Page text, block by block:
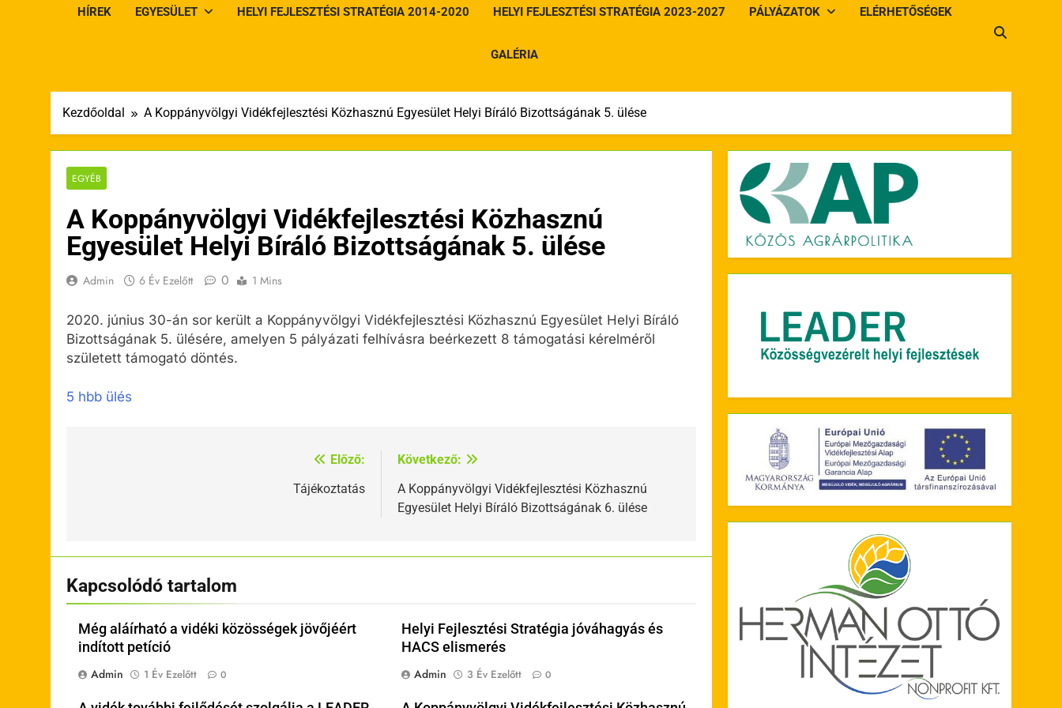
HÍREK EGYESÜLET HELYI FEJLESZTÉSI STRATÉGIA 2014-2020 HELYI FEJLESZTÉSI STRATÉGIA 2023-2027 PÁLYÁZATOK ELÉRHETŐSÉGEK
GALÉRIA
Kezdőoldal A Koppányvölgyi Vidékfejlesztési Közhasznú Egyesület Helyi Bíráló Bizottságának 5. ülése
EGYÉB
A Koppányvölgyi Vidékfejlesztési Közhasznú
Egyesület Helyi Bíráló Bizottságának 5. ülése
Admin 6 Év Ezelőtt 0 1 Mins
2020. június 30-án sor került a Koppányvölgyi Vidékfejlesztési Közhasznú Egyesület Helyi Bíráló
Bizottságának 5. ülésére, amelyen 5 pályázati felhívásra beérkezett 8 támogatási kérelméről
született támogató döntés.
5 hbb ülés
Előző:
Tájékoztatás
Következő:
A Koppányvölgyi Vidékfejlesztési Közhasznú
Egyesület Helyi Bíráló Bizottságának 6. ülése
Kapcsolódó tartalom
Még aláírható a vidéki közösségek jövőjéért
indított petíció
Admin
1 Év Ezelőtt 0
Helyi Fejlesztési Stratégia jóváhagyás és
HACS elismerés
Admin
3 Év Ezelőtt 0